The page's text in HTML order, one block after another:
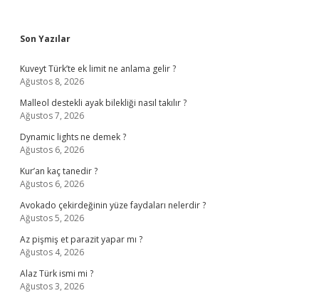
Sidebar
Son Yazılar
Kuveyt Türk’te ek limit ne anlama gelir ?
Ağustos 8, 2026
Malleol destekli ayak bilekliği nasıl takılır ?
Ağustos 7, 2026
Dynamic lights ne demek ?
Ağustos 6, 2026
Kur’an kaç tanedir ?
Ağustos 6, 2026
Avokado çekirdeğinin yüze faydaları nelerdir ?
Ağustos 5, 2026
Az pişmiş et parazit yapar mı ?
Ağustos 4, 2026
Alaz Türk ismi mi ?
Ağustos 3, 2026